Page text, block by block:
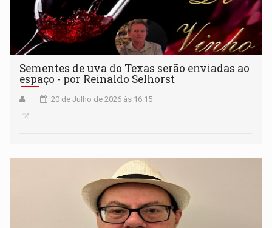
Sementes de uva do Texas serão enviadas ao
espaço - por Reinaldo Selhorst
20 de Julho de 2026 às 16:15